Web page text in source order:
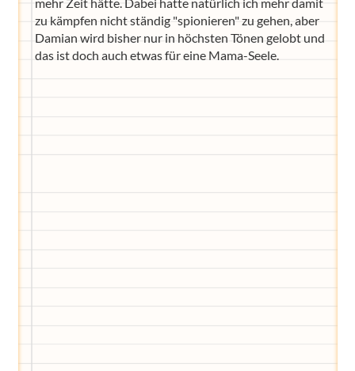
zu kämpfen nicht ständig "spionieren" zu gehen, aber
Damian wird bisher nur in höchsten Tönen gelobt und
das ist doch auch etwas für eine Mama-Seele.